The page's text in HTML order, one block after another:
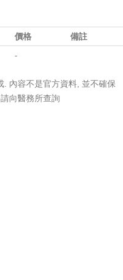
價格
備註
-
內容不是官方資料, 並不確保
向醫務所查詢